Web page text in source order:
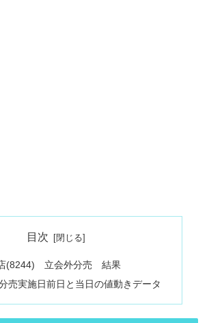
目次
(8244) 立会外分売 結果
売実施日前日と当日の値動きデータ